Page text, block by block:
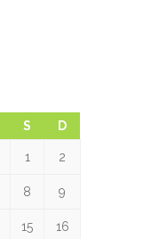
S D
1 2
8 9
15 16